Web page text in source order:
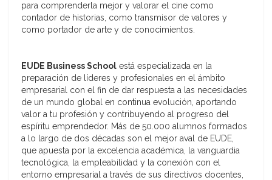
para comprenderla mejor y valorar el cine como
contador de historias, como transmisor de valores y
como portador de arte y de conocimientos.
EUDE Business School está especializada en la
preparación de líderes y profesionales en el ámbito
empresarial con el fin de dar respuesta a las necesidades
de un mundo global en continua evolución, aportando
valor a tu profesión y contribuyendo al progreso del
espíritu emprendedor. Más de 50.000 alumnos formados
a lo largo de dos décadas son el mejor aval de EUDE,
que apuesta por la excelencia académica, la vanguardia
tecnológica, la empleabilidad y la conexión con el
entorno empresarial a través de sus directivos docentes,